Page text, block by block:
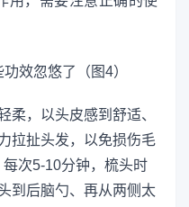
柔，以头皮感到舒适、
拉扯头发，以免损伤毛
次5-10分钟，梳头时
到后脑勺、再从两侧太